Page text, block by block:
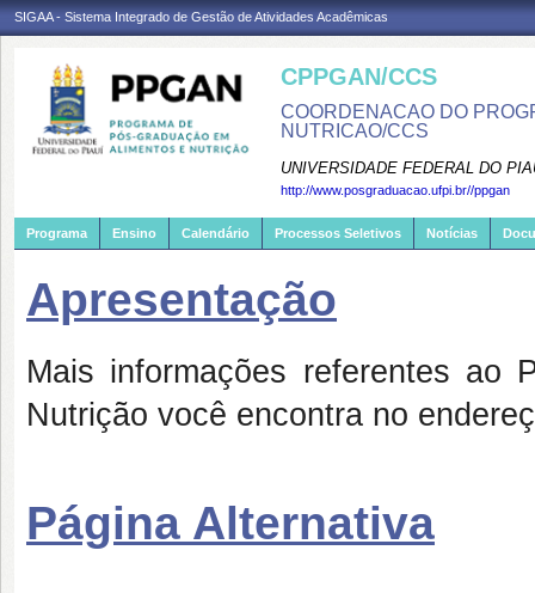
SIGAA - Sistema Integrado de Gestão de Atividades Acadêmicas
CPPGAN/CCS
COORDENACAO DO
NUTRICAO/CCS
UNIVERSIDADE FEDERAL DO
http://www.posgraduacao.ufpi.br//ppgan
Programa Ensino Calendário Processos Seletivos Notícias
Apresentação
Mais informações referentes ao
Nutrição você encontra no
Página Alternativa